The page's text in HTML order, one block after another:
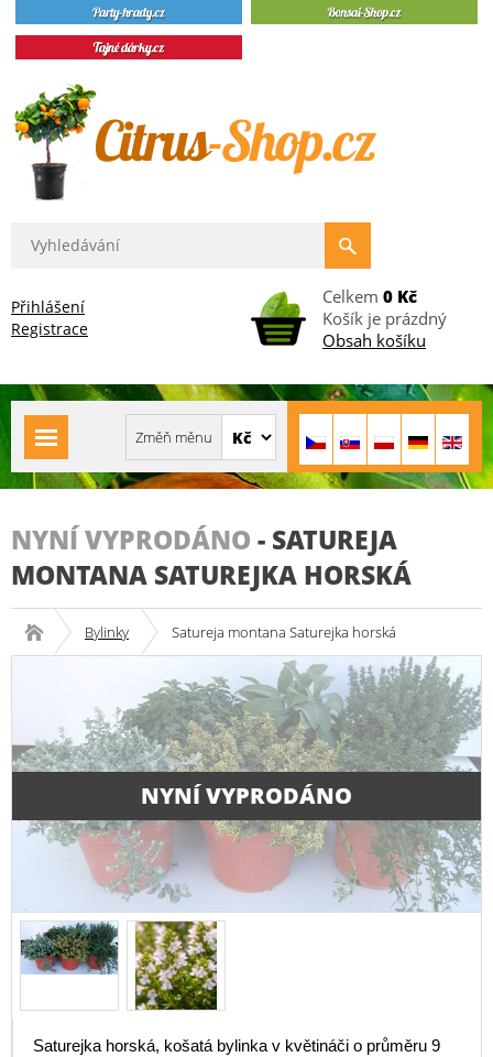
Přihlášení
Registrace
Celkem 0 Kč
Košík je prázdný
Obsah košíku
NYNÍ VYPRODÁNO - SATUREJA
MONTANA SATUREJKA HORSKÁ
Bylinky Satureja montana Saturejka horská
NYNÍ VYPRODÁNO
Saturejka horská, košatá bylinka v květináči o průměru 9